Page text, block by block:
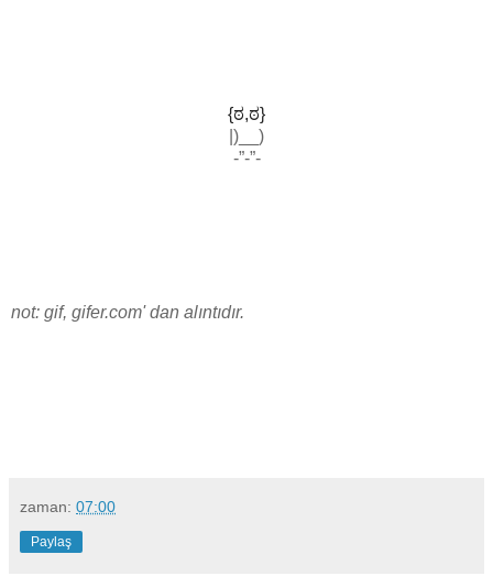
{ಠ,ಠ}
|)__)
-”-”-
not: gif, gifer.com' dan alıntıdır.​
zaman: 07:00
Paylaş